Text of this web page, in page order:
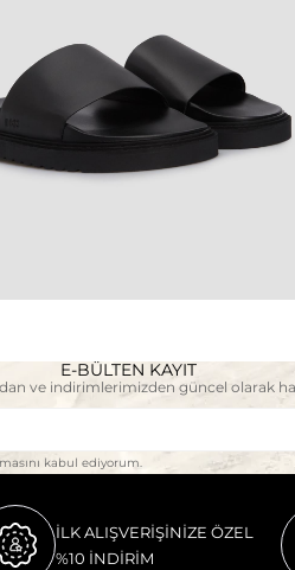
E-BÜLTEN KAYIT
ve indirimlerimizden güncel olarak
kabul ediyorum.
İLK ALIŞVERİŞİNİZE ÖZEL
%10 İNDİRİM